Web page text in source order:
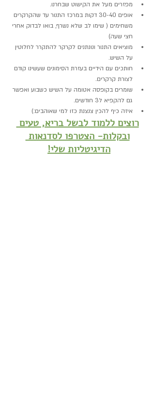
מפזרים מעל את הקישוט שבחרנו.
אופים 30-40 דקות במרכז התנור עד שהקרקרים
משחימים ( שימו לב שלא נשרף, בואו לבדוק אחרי
חצי שעה)
מוציאים התנור ונונתנים לקרקר להתקרר לחלוטין
על השיש.
חותכים עם הידיים בעזרת הסימונים שעשינו קודם
לצורת קרקרים.
שומרים בקופסה אטומה על השיש כשבוע ואפשר
גם להקפיא ל3 חודשים.
איזה כיף להכין צנצנת כזו למי שאוהבים:)
רוצים ללמוד לבשל בריא, טעים
ובקלות- הצטרפו לסדנאות
הדיגיטליות שלי!